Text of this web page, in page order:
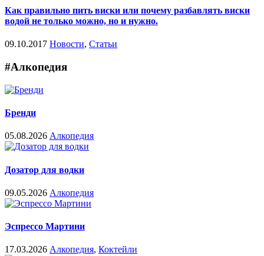
Как правильно пить виски или почему разбавлять виски
водой не только можно, но и нужно.
09.10.2017 Новости, Статьи
#Алкопедия
Бренди
05.08.2026 Алкопедия
Дозатор для водки
09.05.2026 Алкопедия
Эспрессо Мартини
17.03.2026 Алкопедия, Коктейли